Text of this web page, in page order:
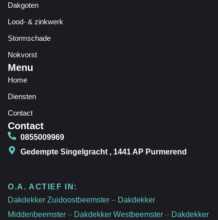
Dakgoten
Lood- & zinkwerk
Stormschade
Nokvorst
Menu
Home
Diensten
Contact
Contact
0855009969
Gedempte Singelgracht , 1441 AP Purmerend
O.A. ACTIEF IN:
Dakdekker Zuidoostbeemster – Dakdekker
Middenbeemster – Dakdekker Westbeemster – Dakdekker